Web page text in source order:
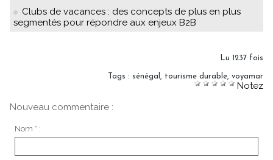
Clubs de vacances : des concepts de plus en plus
segmentés pour répondre aux enjeux B2B
Lu 1237 fois
Tags : sénégal , tourisme durable, voyamar
Notez
Nouveau commentaire :
Nom * :